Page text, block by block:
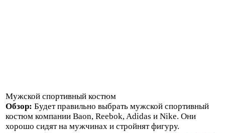
Мужской спортивный костюм
Обзор: Будет правильно выбрать мужской спортивный
костюм компании Вaon, Reebok, Adidas и Nike. Они
хорошо сидят на мужчинах и стройнят фигуру.